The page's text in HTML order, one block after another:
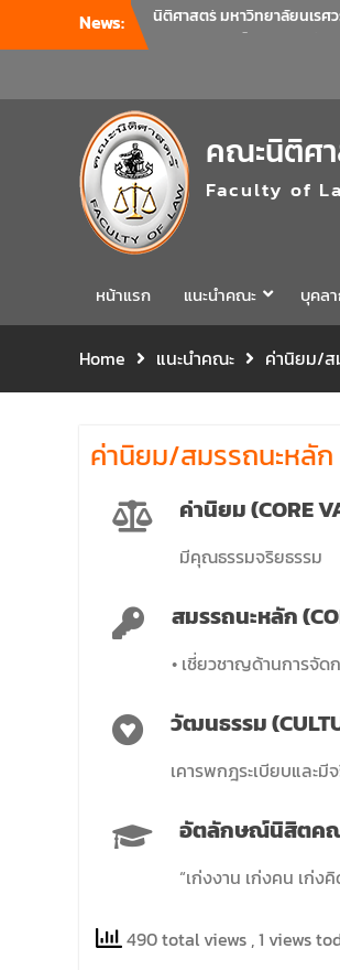
News:
คณะนิติศาสตร์ มหาวิทยาลัยนเ
2-311 อาคารปราบไตรจักร 2
นเรศวร โดยกิจกรรมดังกล่าว
บุคลากรที่ปฏิบัติงาน ณ กลุ่มอ
บริการ เพื่อร่วมกันสร้างพื้นที่
ปลอดภัย ซึ่งครอบคลุมหน่วย
อาคารทั้ง 3 คณะ และ 1 กอง
คณะนิติศาสตร์ มหาวิทยาลัยนเ
การศึกษา 2569 โดยได้รับเกี
ศาสตราจารย์ ดร.บุญญรัตน์ โ
พิธีเปิด พร้อมกล่าวต้อนรับและ
รองศาสตราจารย์ ดร.บุญญรั
บริหารคณะพบบุคลากรคณะนิ
ศึกษา 2569 พร้อมด้วยรองค
ด้านของคณะ รวมทั้งการเตรี
จัดการเรียนการสอนรายวิช
และรายวิชาตรรกศาสตร์และก
นิติศาสตร์ ณ ห้องประชุมชั้น
คณะนิติศา
Faculty of
หน้าแรก แนะนำคณะ บุคล
Home แนะนำคณะ ค่านิยม/ส
ค่านิยม/สมรรถนะหลัก
ค่านิยม (CORE
มีคุณธรรมจริยธรรม
สมรรถนะหลัก
• เชี่ยวชาญด้านการจั
วัฒนธรรม
เคารพกฎระเบียบและมี
อัตลักษณ์นิสิตคณ
“เก่งงาน เก่งคน เก่
490 total views , 1 views